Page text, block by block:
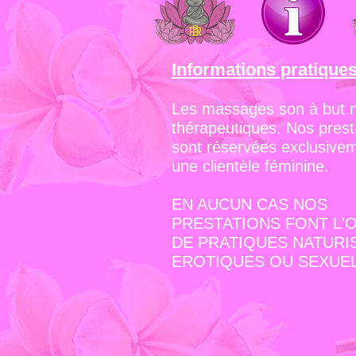
Informations
Les massages son à but
thérapeutiques. Nos
sont réservées
une clientèle féminine.
EN AUCUN CAS NOS
PRESTATIONS FONT
DE PRATIQUES
EROTIQUES OU